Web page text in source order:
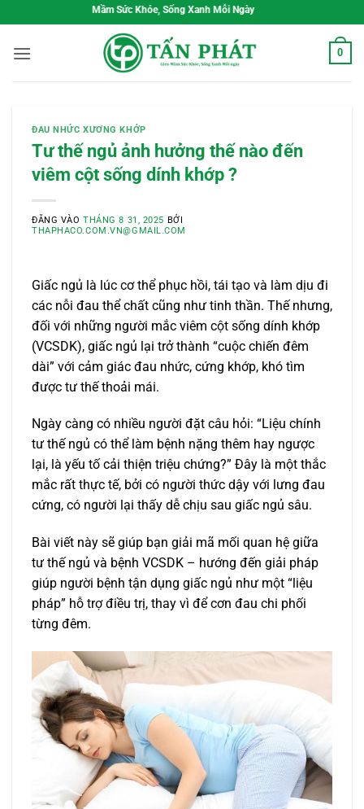
qua
nội
Gieo Mầm Sức Khỏe, Sống Xanh Mỗi Ngày
0
ĐAU NHỨC XƯƠNG KHỚP
Tư thế ngủ ảnh hưởng thế nào đến
viêm cột sống dính khớp ?
ĐĂNG VÀOTHÁNG 8 31, 2025 BỞI
THAPHACO.COM.VN@GMAIL.COM
Giấc ngủ là lúc cơ thể phục hồi, tái tạo và làm dịu đi
các nỗi đau thể chất cũng như tinh thần. Thế nhưng,
đối với những người mắc viêm cột sống dính khớp
(VCSDK), giấc ngủ lại trở thành “cuộc chiến đêm
dài” với cảm giác đau nhức, cứng khớp, khó tìm
được tư thế thoải mái.
Ngày càng có nhiều người đặt câu hỏi: “Liệu chính
tư thế ngủ có thể làm bệnh nặng thêm hay ngược
lại, là yếu tố cải thiện triệu chứng?” Đây là một thắc
mắc rất thực tế, bởi có người thức dậy với lưng đau
cứng, có người lại thấy dễ chịu sau giấc ngủ sâu.
Bài viết này sẽ giúp bạn giải mã mối quan hệ giữa
tư thế ngủ và bệnh VCSDK – hướng đến giải pháp
giúp người bệnh tận dụng giấc ngủ như một “liệu
pháp” hỗ trợ điều trị, thay vì để cơn đau chi phối
từng đêm.